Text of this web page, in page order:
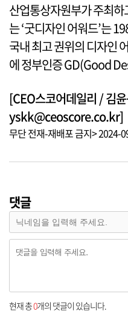
산업통상자원부가 주최
는 ‘굿디자인 어워드’는
국내 최고 권위의 디자인
에 정부인증 GD(Good
[CEO스코어데일리 / 김
yskk@ceoscore.co.kr]
무단 전재-재배포 금지> 2024-
댓글
현재 총0개의 댓글이 있습니다.